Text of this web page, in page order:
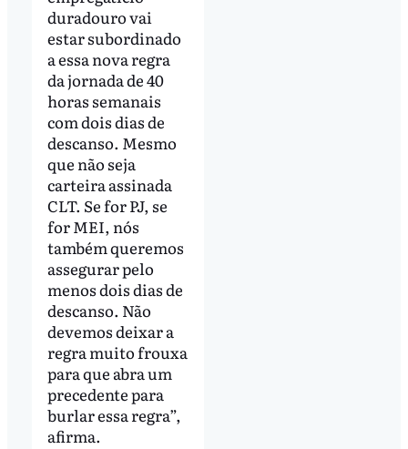
duradouro vai
estar subordinado
a essa nova regra
da jornada de 40
horas semanais
com dois dias de
descanso. Mesmo
que não seja
carteira assinada
CLT. Se for PJ, se
for MEI, nós
também queremos
assegurar pelo
menos dois dias de
descanso. Não
devemos deixar a
regra muito frouxa
para que abra um
precedente para
burlar essa regra”,
afirma.